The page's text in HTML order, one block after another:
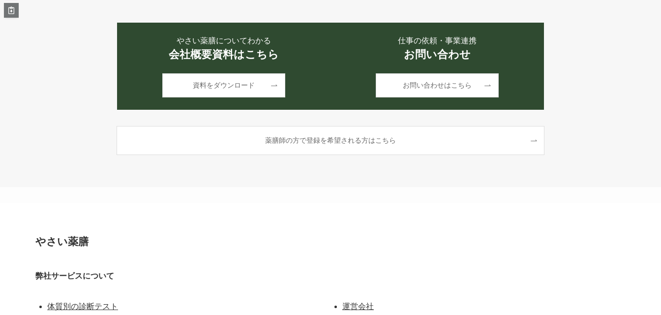
やさい薬膳についてわかる
会社概要資料はこちら
資料をダウンロード
仕事の依頼・事業連携
お問い合わせ
お問い合わせはこちら
薬膳師の方で登録を希望される方はこちら
やさい薬膳
弊社サービスについて
体質別の診断テスト 運営会社